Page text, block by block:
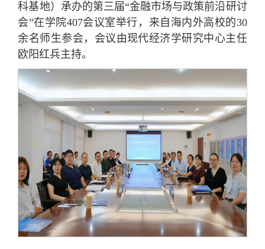
科基地）承办的第三届“金融市场与政策前沿研讨
会”在学院407会议室举行，来自海内外高校的30
余名师生参会，会议由现代经济学研究中心主任
欧阳红兵主持。